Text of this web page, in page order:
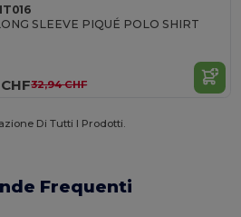
SLEEVE PIQUÉ POLO SHIRT
32,94 CHF
Di Tutti I Prodotti.
Frequenti